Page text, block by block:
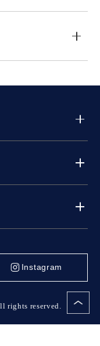
Instagram
rights reserved.